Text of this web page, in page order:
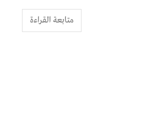
متابعة القراءة